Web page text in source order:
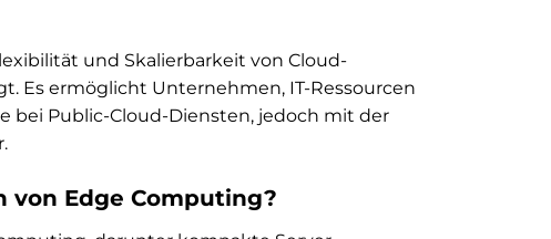
und Skalierbarkeit von Cloud-
Es ermöglicht Unternehmen, IT-Ressourcen
bei Public-Cloud-Diensten, jedoch mit der
von Edge Computing?